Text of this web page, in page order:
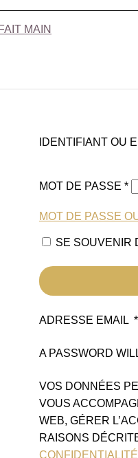
MAIN
IDENTIFIANT OU
MOT DE PASSE *
MOT DE PASSE
SE SOUVENIR
ADRESSE EMAIL *
A PASSWORD
VOS DONNÉES
VOUS
WEB, GÉRER
RAISONS
CONFIDENTIALITÉ